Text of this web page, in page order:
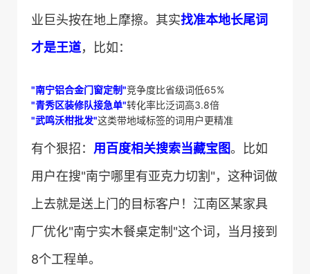
业巨头按在地上摩擦。其实​​找准本地长尾词
才是王道​​，比如：
​"南宁铝合金门窗定制"​​竞争度比省级词低65%
​"青秀区装修队接急单"​​转化率比泛词高3.8倍
​"武鸣沃柑批发"​​这类带地域标签的词用户更精准
有个狠招：​ ​用百度相关搜索当藏宝图​​。比如
用户在搜"南宁哪里有亚克力切割"，这种词做
上去就是送上门的目标客户！江南区某家具
厂优化"南宁实木餐桌定制"这个词，当月接到
8个工程单。